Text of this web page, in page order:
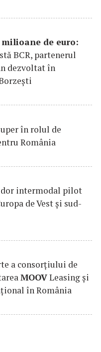
de euro:
BCR, partenerul
dezvoltat în
în rolul de
România
intermodal pilot
de Vest și sud-
a consorțiului de
MOOVLeasing și
în România